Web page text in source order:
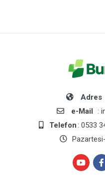
Adres
e-Mail :
Telefon: 0533